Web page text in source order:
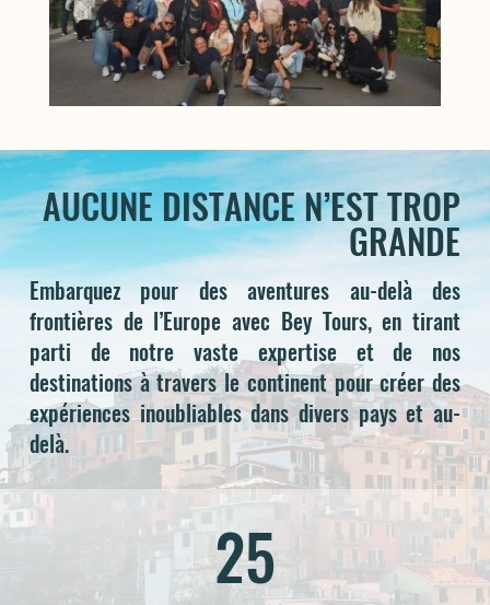
AUCUNE DISTANCE N’EST TROP
GRANDE
Embarquez pour des aventures au-delà des
frontières de l’Europe avec Bey Tours, en tirant
parti de notre vaste expertise et de nos
destinations à travers le continent pour créer des
expériences inoubliables dans divers pays et au-
delà.
25